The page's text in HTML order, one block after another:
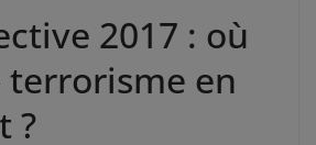
2017 : où
terrorisme en
?